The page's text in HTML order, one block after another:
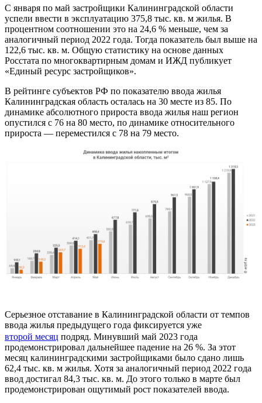
С января по май застройщики Калининградской области
успели ввести в эксплуатацию 375,8 тыс. кв. м жилья. В
процентном соотношении это на 24,6 % меньше, чем за
аналогичный период 2022 года. Тогда показатель был выше на
122,6 тыс. кв. м. Общую статистику на основе данных
Росстата по многоквартирным домам и ИЖД публикует
«Единый ресурс застройщиков».
В рейтинге субъектов РФ по показателю ввода жилья
Калининградская область осталась на 30 месте из 85. По
динамике абсолютного прироста ввода жилья наш регион
опустился с 76 на 80 место, по динамике относительного
прироста — переместился с 78 на 79 место.
Серьезное отставание в Калининградской области от темпов
ввода жилья предыдущего года фиксируется уже
второй месяц подряд. Минувший май 2023 года
продемонстрировал дальнейшее падение на 26 %. За этот
месяц калининградскими застройщиками было сдано лишь
62,4 тыс. кв. м жилья. Хотя за аналогичный период 2022 года
ввод достигал 84,3 тыс. кв. м. До этого только в марте был
продемонстрирован ощутимый рост показателей ввода.